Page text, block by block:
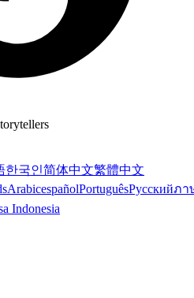
한국인简体中文繁體中文
ArabicespañolPortuguêsРусскийภา
Indonesia